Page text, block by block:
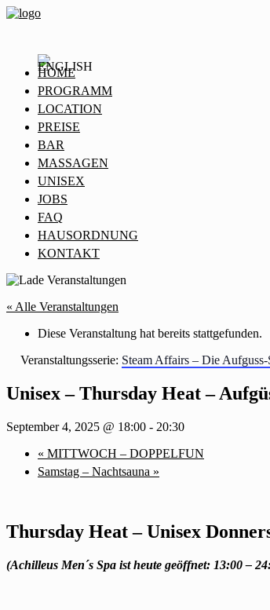
HOME
PROGRAMM
LOCATION
PREISE
BAR
MASSAGEN
UNISEX
JOBS
FAQ
HAUSORDNUNG
KONTAKT
« Alle Veranstaltungen
Diese Veranstaltung hat bereits stattgefunden.
Veranstaltungsserie: Steam Affairs – Die
Unisex – Thursday Heat –
September 4, 2025 @ 18:00 - 20:30
« MITTWOCH – DOPPELFUN
Samstag – Nachtsauna »
Thursday Heat – Unisex
(Achilleus Men´s Spa ist heute geöffnet: 13:00 –